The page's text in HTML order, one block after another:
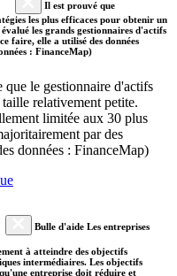
Il est prouvé que
les plus efficaces pour obtenir un
les grands gestionnaires d'actifs
faire, elle a utilisé des données
: FinanceMap)
que le gestionnaire d'actifs
relativement petite.
limitée aux 30 plus
par des
données : FinanceMap)
Bulle d'aide Les entreprises
à atteindre des objectifs
intermédiaires. Les objectifs
entreprise doit réduire et